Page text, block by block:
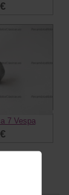
7 Vespa